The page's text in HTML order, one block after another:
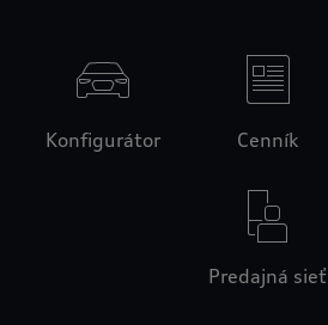
Konfigurátor Cenník
Predajná sieť